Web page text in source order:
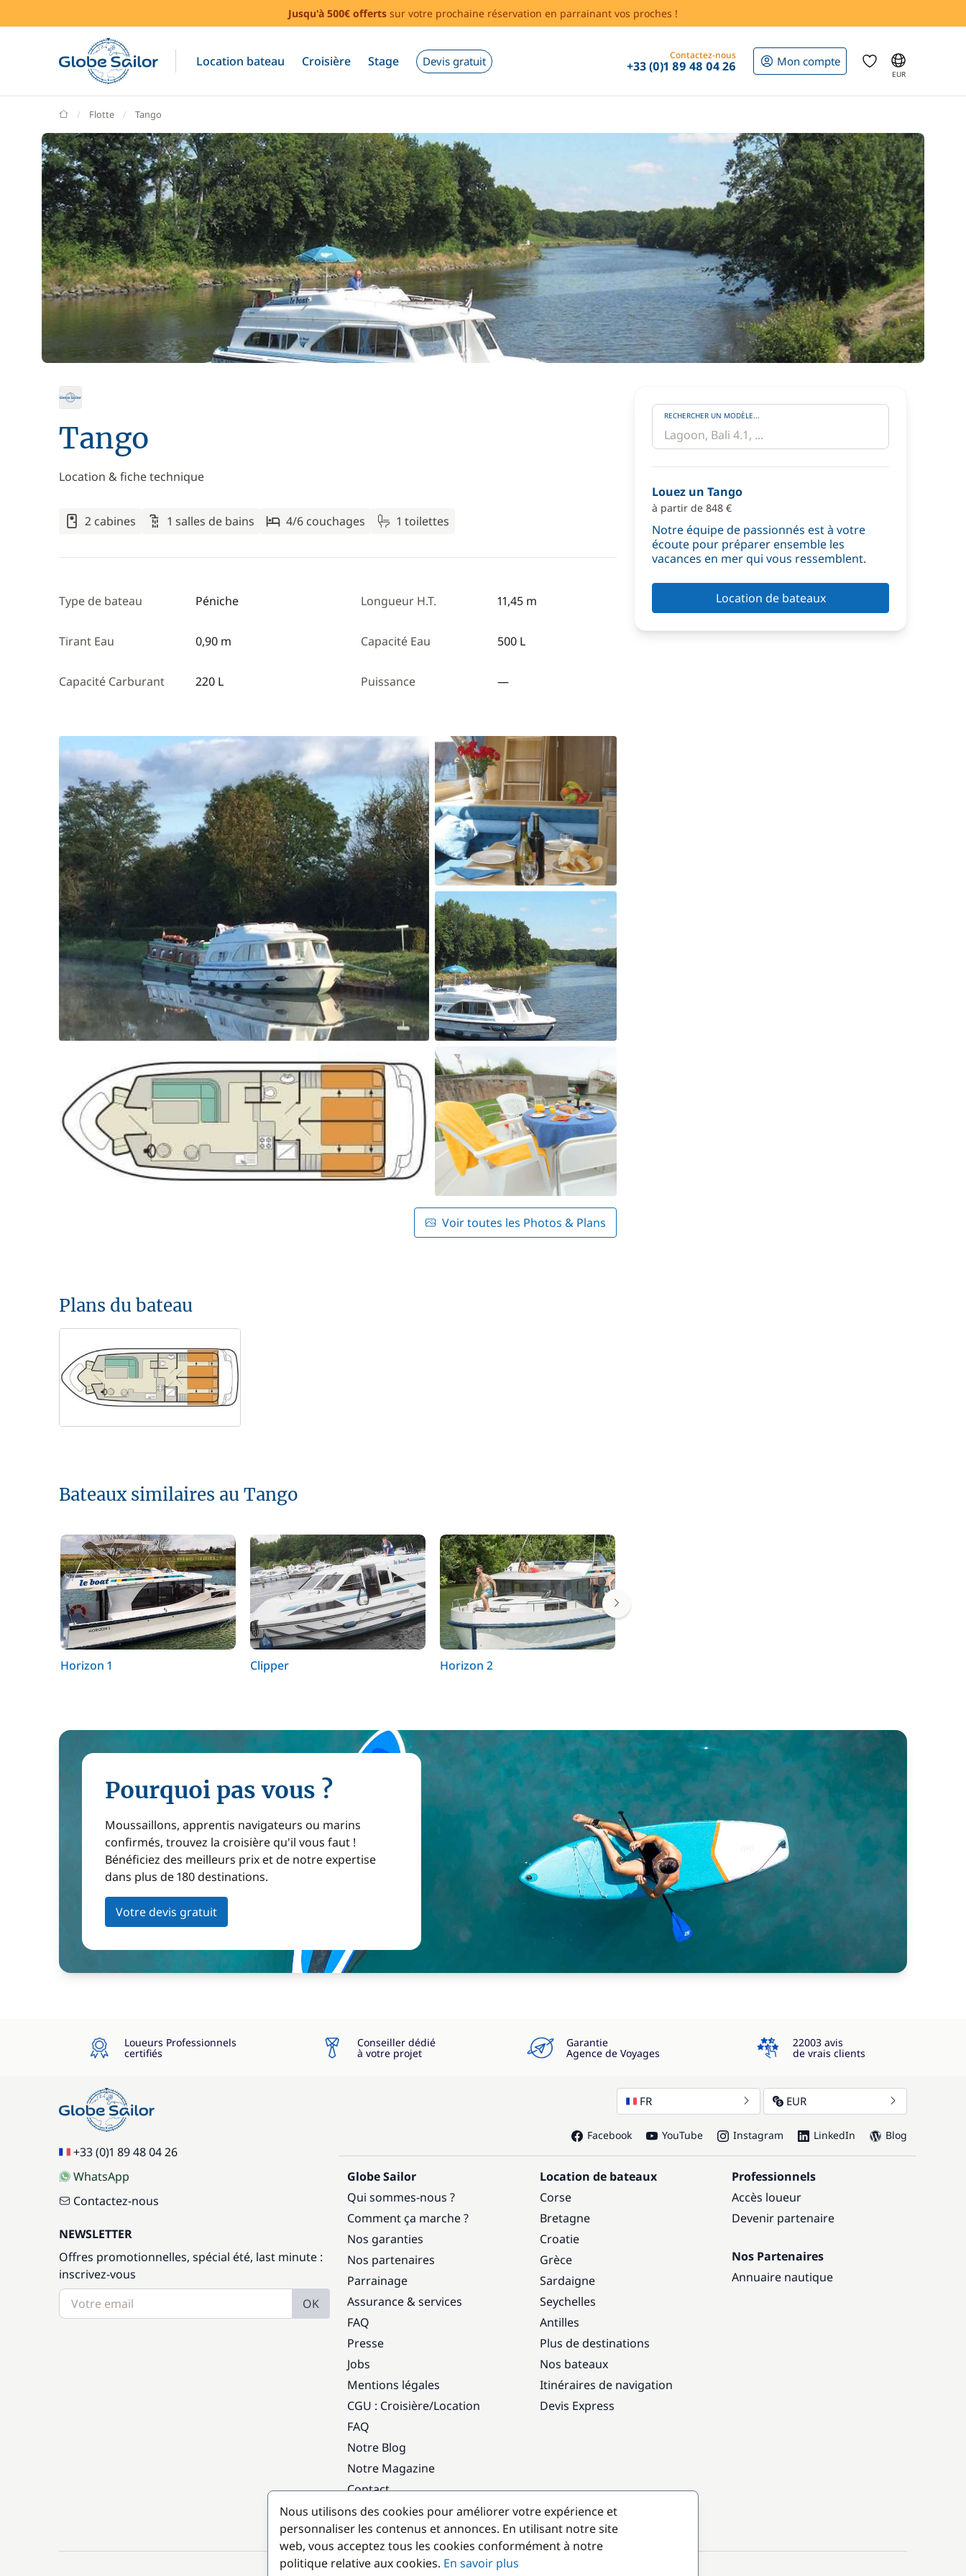
Jusqu'à 500€ offerts sur votre prochaine réservation en parrainant vos proches !
Location bateau Croisière Stage Devis gratuit Contactez-nous
+33 (0)1 89 48 04 26 Mon compte
EUR
GlobeSailor
Flotte Tango
Tango
Location & fiche technique
2 cabines 1 salles de bains 4/6 couchages 1 toilettes
Type de bateau Péniche Longueur H.T. 11,45 m
Tirant Eau 0,90 m Capacité Eau 500 L
Capacité Carburant 220 L Puissance —
Voir toutes les Photos & Plans
Plans du bateau
Bateaux similaires au Tango
Horizon 1 Clipper Horizon 2
RECHERCHER UN MODÈLE...
Louez un Tango
à partir de 848 €
Notre équipe de passionnés est à votre
écoute pour préparer ensemble les
vacances en mer qui vous ressemblent.
Location de bateaux
Pourquoi pas vous ?
Moussaillons, apprentis navigateurs ou marins
confirmés, trouvez la croisière qu'il vous faut !
Bénéficiez des meilleurs prix et de notre expertise
dans plus de 180 destinations.
Votre devis gratuit
Loueurs Professionnels
certifiés
Conseiller dédié
à votre projet
Garantie
Agence de Voyages
4.3
22003 avis
de vrais clients
+33 (0)1 89 48 04 26
WhatsApp
Contactez-nous
NEWSLETTER
Offres promotionnelles, spécial été, last minute :
inscrivez-vous
OK
FR EUR
Facebook YouTube Instagram LinkedIn Blog
Globe Sailor
Qui sommes-nous ?
Comment ça marche ?
Nos garanties
Nos partenaires
Parrainage
Assurance & services
FAQ
Presse
Jobs
Mentions légales
CGU : Croisière/Location
FAQ
Notre Blog
Notre Magazine
Contact
Location de bateaux
Corse
Bretagne
Croatie
Grèce
Sardaigne
Seychelles
Antilles
Plus de destinations
Nos bateaux
Itinéraires de navigation
Devis Express
Professionnels
Accès loueur
Devenir partenaire
Nos Partenaires
Annuaire nautique
Destinations populaires
Nous utilisons des cookies pour améliorer votre expérience et
personnaliser les contenus et annonces. En utilisant notre site
web, vous acceptez tous les cookies conformément à notre
politique relative aux cookies. En savoir plus